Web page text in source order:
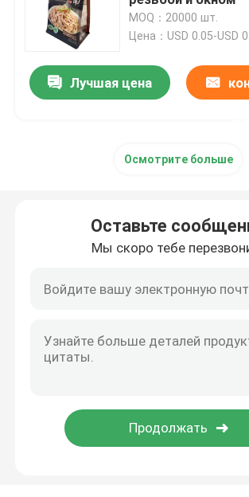
Пакет для упаковки кофе
Прокатанный упаковывая Rolls
Стоячие упаковочные пакеты
Мешки корма для домашних
Бумажные упаковочные пакеты
сумка mylar упаковывая
MOQ：20000 шт.
Цена：USD 0.05-USD
Лучшая цена
Осмотрите больше
Оставьте
Мы скоро тебе